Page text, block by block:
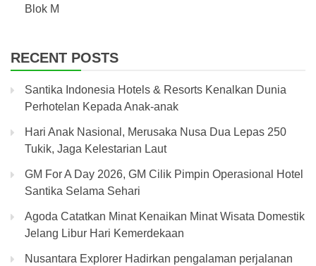
Blok M
RECENT POSTS
Santika Indonesia Hotels & Resorts Kenalkan Dunia
Perhotelan Kepada Anak-anak
Hari Anak Nasional, Merusaka Nusa Dua Lepas 250
Tukik, Jaga Kelestarian Laut
GM For A Day 2026, GM Cilik Pimpin Operasional Hotel
Santika Selama Sehari
Agoda Catatkan Minat Kenaikan Minat Wisata Domestik
Jelang Libur Hari Kemerdekaan
Nusantara Explorer Hadirkan pengalaman perjalanan